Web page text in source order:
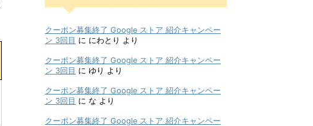
クーポン募集終了 Google ストア 紹介キャンペー
ン 3回目 に にわとり より
クーポン募集終了 Google ストア 紹介キャンペー
ン 3回目 に ゆり より
クーポン募集終了 Google ストア 紹介キャンペー
ン 3回目 に な より
クーポン募集終了 Google ストア 紹介キャンペー